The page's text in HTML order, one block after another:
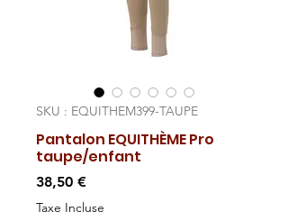
SKU : EQUITHEM399-TAUPE
Pantalon EQUITHÈME Pro
taupe/enfant
38,50 €Prix
Taxe Incluse